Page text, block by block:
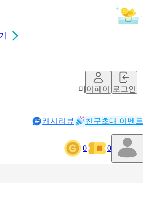
마이페이지로그인
캐시리뷰 친구초대 이벤트
0 0